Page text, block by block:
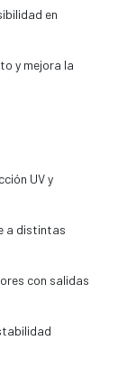
en
y mejora la
UV y
a distintas
con salidas